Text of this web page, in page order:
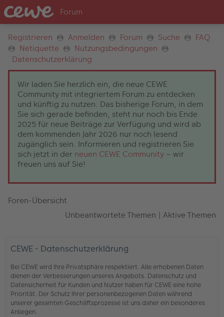
Registrieren Anmelden Forum Suche
FAQ
Netiquette
Nutzungsbedingungen
Datenschutzerklärung
Wir laden Sie herzlich ein, die neue CEWE
Community mit integriertem Forum zu entdecken
und künftig zu nutzen. Das bisherige Forum, in dem
Sie sich gerade befinden, steht nur noch bis Ende
2025 für neue Beiträge zur Verfügung und wird ab
dem kommenden Jahr 2026 nur noch lesend
zugänglich sein. Informieren und registrieren Sie
sich jetzt in der neuen CEWE Community – wir
freuen uns auf Sie!
Foren-Übersicht
Unbeantwortete Themen | Aktive Themen
CEWE - Datenschutzerklärung
Bei CEWE wird Ihre Privatsphäre respektiert. Alle erhobenen Daten
dienen der Verbesserungen unseres Angebots. Datenschutz und
Datensicherheit für Kunden und Nutzer haben für CEWE eine hohe
Priorität. Der Schutz Ihrer personenbezogenen Daten während
unserer gesamten Geschäftsprozesse ist uns daher ein besonderes
Anliegen.